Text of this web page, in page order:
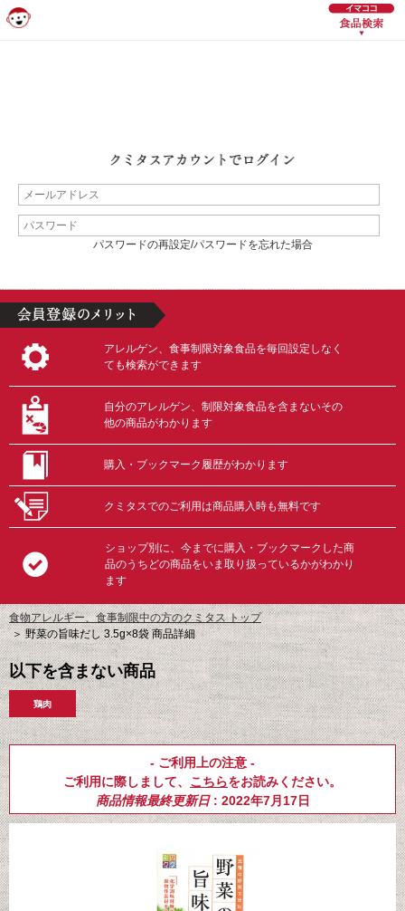
パスワードの再設定/パスワードを忘れた場合
アレルゲン、食事制限対象食品を毎回設定しなく
ても検索ができます
自分のアレルゲン、制限対象食品を含まないその
他の商品がわかります
購入・ブックマーク履歴がわかります
クミタスでのご利用は商品購入時も無料です
ショップ別に、今までに購入・ブックマークした商
品のうちどの商品をいま取り扱っているかがわかり
ます
食物アレルギー、食事制限中の方のクミタス トップ
＞野菜の旨味だし 3.5g×8袋 商品詳細
以下を含まない商品
鶏肉
- ご利用上の注意 -
ご利用に際しまして、 こちらをお読みください。
商品情報最終更新日: 2022年7月17日